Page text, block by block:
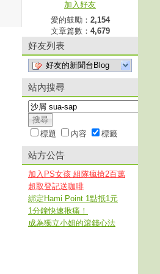
加入好友
愛的鼓勵： 2,154
文章篇數： 4,679
好友列表
好友的新聞台Blog
站內搜尋
標題 內容 標籤
站方公告
加入PS女孩 組隊瘋搶2百萬
超取登記送咖啡
綁定Hami Point 1點抵1元
1分鐘快速揪痛！
成為獨立小姐的滾錢心法